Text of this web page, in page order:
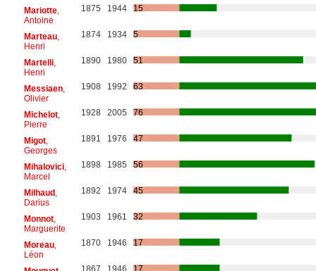
Mariotte,
Antoine
1875 1944 15
Marteau,
Henri
1874 1934 5
Martelli,
Henri
1890 1980 51
Messiaen,
Olivier
1908 1992 63
Michelot,
Pierre
1928 2005 76
Migot,
Georges
1891 1976 47
Mihalovici,
Marcel
1898 1985 56
Milhaud,
Darius
1892 1974 45
Monnot,
Marguerite
1903 1961 32
Moreau,
Léon
1870 1946 17
1867 1946 17